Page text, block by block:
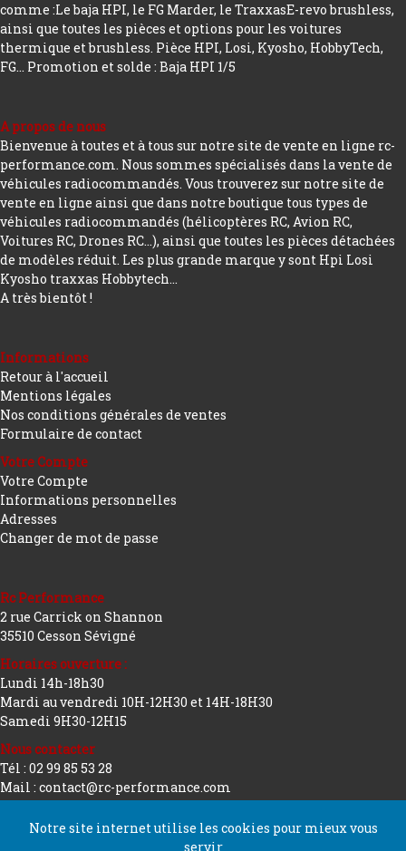
comme :Le baja HPI, le FG Marder, le TraxxasE-revo brushless,
ainsi que toutes les pièces et options pour les voitures
thermique et brushless. Pièce HPI, Losi, Kyosho, HobbyTech,
FG... Promotion et solde : Baja HPI 1/5
A propos de nous
Bienvenue à toutes et à tous sur notre site de vente en ligne rc-
performance.com. Nous sommes spécialisés dans la vente de
véhicules radiocommandés. Vous trouverez sur notre site de
vente en ligne ainsi que dans notre boutique tous types de
véhicules radiocommandés (hélicoptères RC, Avion RC,
Voitures RC, Drones RC…), ainsi que toutes les pièces détachées
de modèles réduit. Les plus grande marque y sont Hpi Losi
Kyosho traxxas Hobbytech...
A très bientôt !
Informations
Retour à l'accueil
Mentions légales
Nos conditions générales de ventes
Formulaire de contact
Votre Compte
Votre Compte
Informations personnelles
Adresses
Changer de mot de passe
Rc Performance
2 rue Carrick on Shannon
35510 Cesson Sévigné
Horaires ouverture :
Lundi 14h-18h30
Mardi au vendredi 10H-12H30 et 14H-18H30
Samedi 9H30-12H15
Nous contacter
Tél : 02 99 85 53 28
Mail : contact@rc-performance.com
Notre site internet utilise les cookies pour mieux vous
servir